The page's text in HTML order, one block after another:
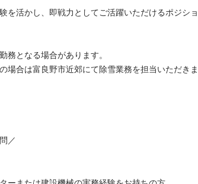
を活かし、即戦力としてご活躍いただけるポジシ
務となる場合があります。
場合は富良野市近郊にて除雪業務を担当いただきま
／